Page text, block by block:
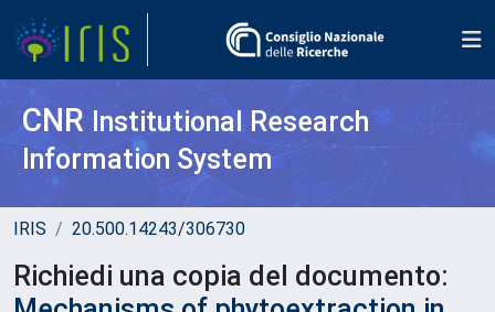
CNR Institutional Research
Information System
IRIS 20.500.14243/306730
Richiedi una copia del documento: